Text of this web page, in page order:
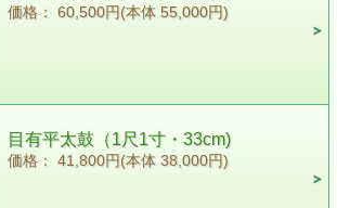
価格： 60,500円(本体 55,000円)
目有平太鼓（1尺1寸・33cm)
価格： 41,800円(本体 38,000円)